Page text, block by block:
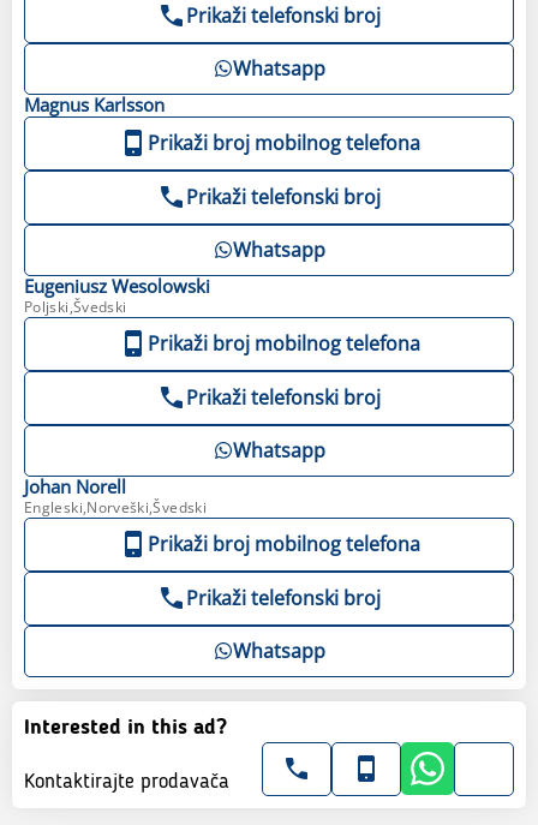
Prikaži telefonski broj
Whatsapp
Magnus Karlsson
Prikaži broj mobilnog telefona
Prikaži telefonski broj
Whatsapp
Eugeniusz Wesolowski
Poljski,Švedski
Prikaži broj mobilnog telefona
Prikaži telefonski broj
Whatsapp
Johan Norell
Engleski,Norveški,Švedski
Prikaži broj mobilnog telefona
Prikaži telefonski broj
Whatsapp
Interested in this ad?
Kontaktirajte prodavača